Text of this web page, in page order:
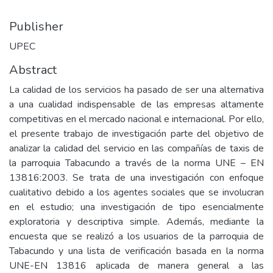
Publisher
UPEC
Abstract
La calidad de los servicios ha pasado de ser una alternativa
a una cualidad indispensable de las empresas altamente
competitivas en el mercado nacional e internacional. Por ello,
el presente trabajo de investigación parte del objetivo de
analizar la calidad del servicio en las compañías de taxis de
la parroquia Tabacundo a través de la norma UNE – EN
13816:2003. Se trata de una investigación con enfoque
cualitativo debido a los agentes sociales que se involucran
en el estudio; una investigación de tipo esencialmente
exploratoria y descriptiva simple. Además, mediante la
encuesta que se realizó a los usuarios de la parroquia de
Tabacundo y una lista de verificación basada en la norma
UNE-EN 13816 aplicada de manera general a las